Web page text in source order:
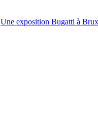
Une exposition Bugatti à